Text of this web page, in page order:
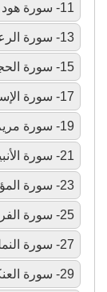
11- سورة هود
13- سورة الرعد
15- سورة الحجر
17- سورة الإسراء
19- سورة مريم
21- سورة الأنبياء
23- سورة المؤمنون
25- سورة الفرقان
27- سورة النمل
29- سورة العنكبوت